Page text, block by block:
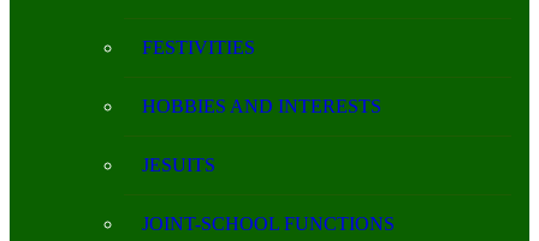
FESTIVITIES
HOBBIES AND INTERESTS
JESUITS
JOINT-SCHOOL FUNCTIONS